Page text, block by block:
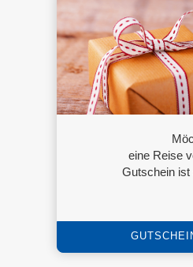
eine Reise
Gutschein ist